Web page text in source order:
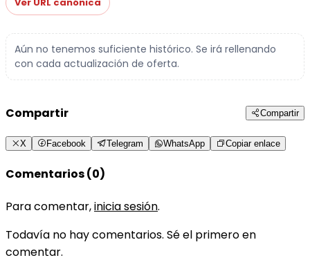
Aún no tenemos suficiente histórico. Se irá rellenando
con cada actualización de oferta.
Compartir Compartir
X Facebook Telegram WhatsApp Copiar enlace
Comentarios (0)
Para comentar,inicia sesión.
Todavía no hay comentarios. Sé el primero en
comentar.